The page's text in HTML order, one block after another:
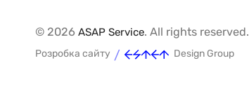
© 2026 ASAP Service. All rights reserved.
Розробка сайту / Design Group